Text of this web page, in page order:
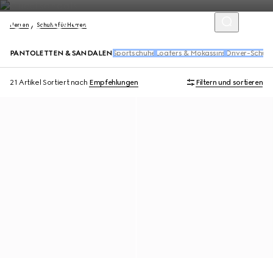
Herren Schuhe für Herren
PANTOLETTEN & SANDALEN Sportschuhe Loafers & Mokassins Driver-
21 Artikel Sortiert nach Empfehlungen Filtern und sortieren